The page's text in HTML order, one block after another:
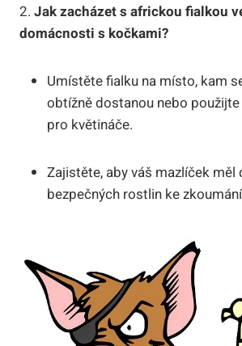
2. Jak zacházet s africkou fialkou
domácnosti s kočkami?
Umístěte fialku na místo, kam
obtížně dostanou nebo
pro květináče.
Zajistěte, aby váš mazlíček
bezpečných rostlin ke